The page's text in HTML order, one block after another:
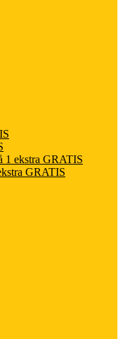
1 ekstra GRATIS
GRATIS